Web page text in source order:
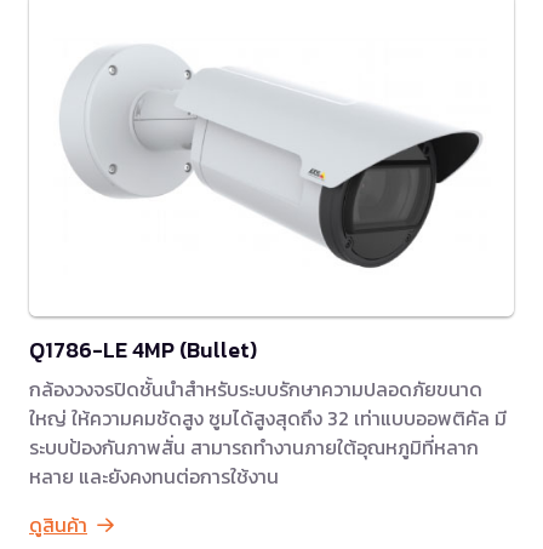
Q1786-LE 4MP (Bullet)
กล้องวงจรปิดชั้นนำสำหรับระบบรักษาความปลอดภัยขนาด
ใหญ่ ให้ความคมชัดสูง ซูมได้สูงสุดถึง 32 เท่าแบบออพติคัล มี
ระบบป้องกันภาพสั่น สามารถทำงานภายใต้อุณหภูมิที่หลาก
หลาย และยังคงทนต่อการใช้งาน
ดูสินค้า